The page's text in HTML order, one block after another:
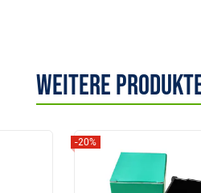
Weitere
-20%